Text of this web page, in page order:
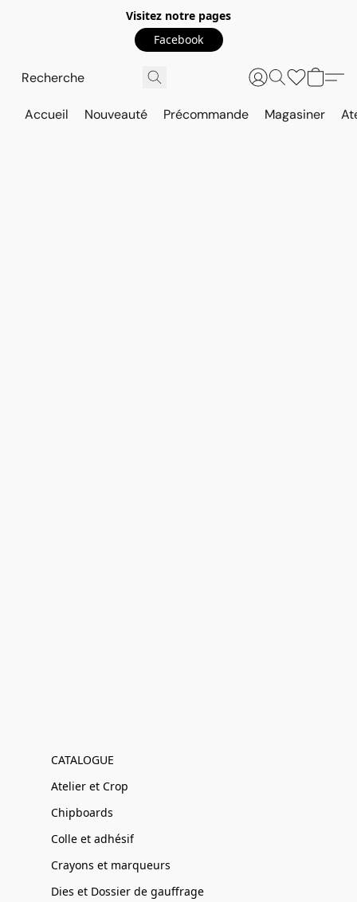
Visitez notre pages
Facebook
Accueil Nouveauté Précommande Magasiner
CATALOGUE
Atelier et Crop
Chipboards
Colle et adhésif
Crayons et marqueurs
Dies et Dossier de gauffrage